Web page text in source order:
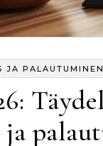
JA PALAUTUMINEN